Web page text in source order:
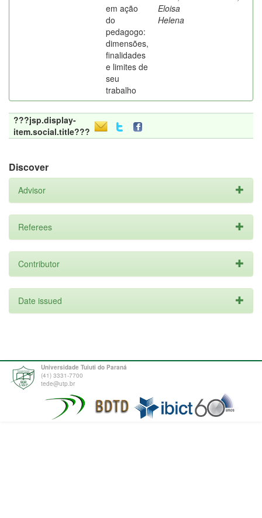
em ação
do
pedagogo:
dimensões,
finalidades
e limites de
seu
trabalho
Eloisa
Helena
???jsp.display-
item.social.title???
Discover
Advisor
Referees
Contributor
Date issued
Universidade Tuiuti do Paraná
(41) 3331-7700
tede@utp.br